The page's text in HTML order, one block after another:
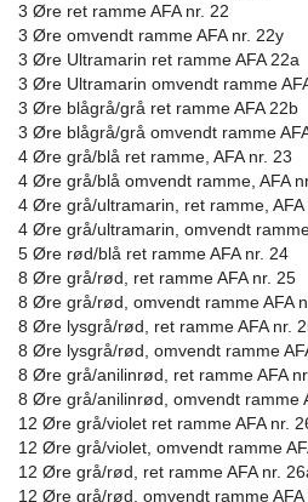
3 Øre ret ramme AFA nr. 22
3 Øre omvendt ramme AFA nr. 22y
3 Øre Ultramarin ret ramme AFA 22a
3 Øre Ultramarin omvendt ramme
3 Øre blågrå/grå ret ramme AFA 22b
3 Øre blågrå/grå omvendt ramme
4 Øre grå/blå ret ramme, AFA nr. 23
4 Øre grå/blå omvendt ramme, AFA
4 Øre grå/ultramarin, ret ramme, AFA
4 Øre grå/ultramarin, omvendt
5 Øre rød/blå ret ramme AFA nr. 24
8 Øre grå/rød, ret ramme AFA nr. 25
8 Øre grå/rød, omvendt ramme AFA
8 Øre lysgrå/rød, ret ramme AFA nr.
8 Øre lysgrå/rød, omvendt ramme
8 Øre grå/anilinrød, ret ramme AFA
8 Øre grå/anilinrød, omvendt ramme
12 Øre grå/violet ret ramme AFA nr.
12 Øre grå/violet, omvendt ramme
12 Øre grå/rød, ret ramme AFA nr.
12 Øre grå/rød, omvendt ramme AFA